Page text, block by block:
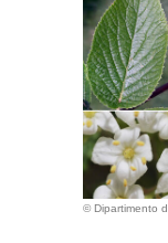
© Dipartimento